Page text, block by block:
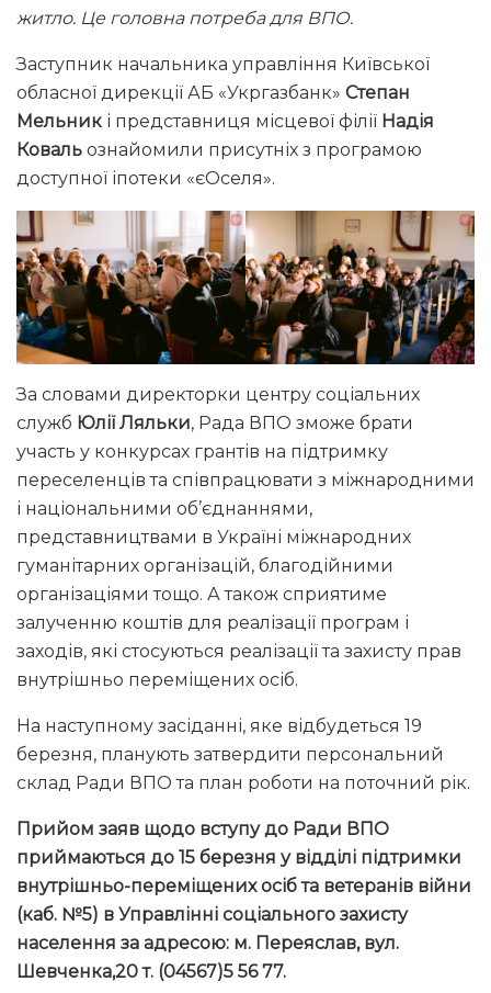
житло. Це головна потреба для ВПО.
Заступник начальника управління Київської
обласної дирекції АБ «Укргазбанк» Степан
Мельник і представниця місцевої філії Надія
Коваль ознайомили присутніх з програмою
доступної іпотеки «єОселя».
За словами директорки центру соціальних
служб Юлії Ляльки, Рада ВПО зможе брати
участь у конкурсах грантів на підтримку
переселенців та співпрацювати з міжнародними
і національними об’єднаннями,
представництвами в Україні міжнародних
гуманітарних організацій, благодійними
організаціями тощо. А також сприятиме
залученню коштів для реалізації програм і
заходів, які стосуються реалізації та захисту прав
внутрішньо переміщених осіб.
На наступному засіданні, яке відбудеться 19
березня, планують затвердити персональний
склад Ради ВПО та план роботи на поточний рік.
Прийом заяв щодо вступу до Ради ВПО
приймаються до 15 березня у відділі підтримки
внутрішньо-переміщених осіб та ветеранів війни
(каб. №5) в Управлінні соціального захисту
населення за адресою: м. Переяслав, вул.
Шевченка,20 т. (04567)5 56 77.